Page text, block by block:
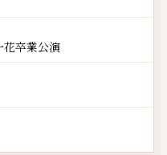
卒業公演